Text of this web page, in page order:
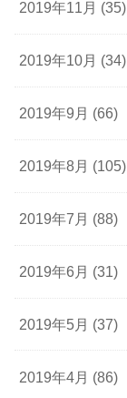
2019年11月 (35)
2019年10月 (34)
2019年9月 (66)
2019年8月 (105)
2019年7月 (88)
2019年6月 (31)
2019年5月 (37)
2019年4月 (86)